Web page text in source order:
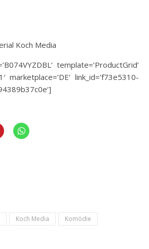
Koch Media
template=’ProductGrid‘
marketplace=’DE‘ link_id=’f73e5310-
Koch Media
Komödie